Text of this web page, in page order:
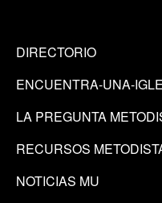
DIRECTORIO
ENCUENTRA-UNA-
LA PREGUNTA
RECURSOS
NOTICIAS MU